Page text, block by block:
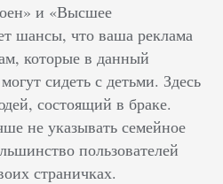
и «Высшее
шансы, что ваша реклама
которые в данный
сидеть с детьми. Здесь
состоящий в браке.
не указывать семейное
пользователей
страничках.